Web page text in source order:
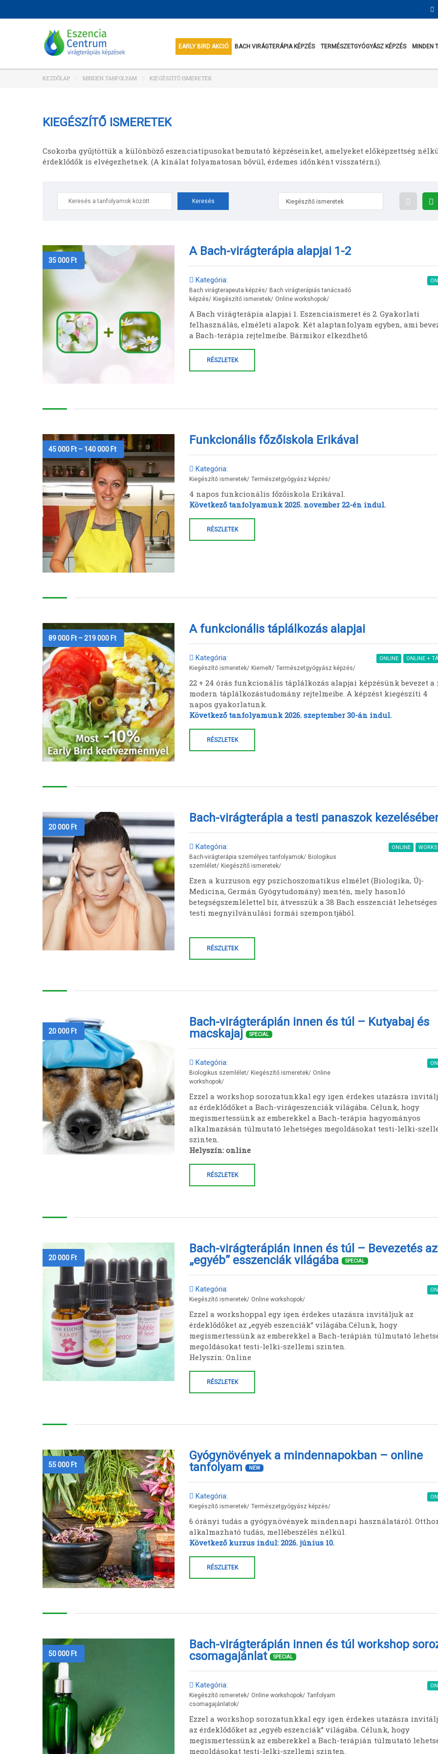
EARLY BIRD AKCIÓ BACH VIRÁGTERÁPIA KÉPZÉS TERMÉSZETGYÓGYÁSZ KÉPZÉS MINDEN
KEZDŐLAP MINDEN TANFOLYAM KIEGÉSZÍTŐ ISMERETEK
KIEGÉSZÍTŐ ISMERETEK
Csokorba gyűjtöttük a különböző eszenciatípusokat bemutató képzéseinket, amelyeket előképzettség
érdeklődők is elvégezhetnek. (A kínálat folyamatosan bővül, érdemes időnként visszatérni).
Search
for:
Kiegészítő ismeretek
35 000 Ft
A Bach-virágterápia alapjai 1-2
Kategória:
Bach virágterapeuta képzés/ Bach virágterápiás tanácsadó
képzés/ Kiegészítő ismeretek/ Online workshopok/
A Bach virágterápia alapjai 1. Eszenciaismeret és 2. Gyakorlati
felhasználás, elméleti alapok. Két alaptanfolyam egyben, ami
a Bach-terápia rejtelmeibe. Bármikor elkezdhető.
RÉSZLETEK
45 000 Ft – 140 000 FtÁrtartomány:
000 Ft
-
140
000 Ft
Funkcionális főzőiskola Erikával
Kategória:
Kiegészítő ismeretek/ Természetgyógyász képzés/
4 napos funkcionális főzőiskola Erikával.
Következő tanfolyamunk 2025. november 22-én indul.
RÉSZLETEK
89 000 Ft –219 000 FtÁrtartomány:
000 Ft
-
219
000 Ft
A funkcionális táplálkozás alapjai
Kategória:
Kiegészítő ismeretek/ Kiemelt/ Természetgyógyász képzés/
ONLINE ONLINE +
22 + 24 órás funkcionális táplálkozás alapjai képzésünk bevezet a
modern táplálkozástudomány rejtelmeibe. A képzést kiegészíti 4
napos gyakorlatunk.
Következő tanfolyamunk 2026. szeptember 30-án indul.
RÉSZLETEK
20 000 Ft
Bach-virágterápia a testi panaszok
Kategória:
Bach-virágterápia személyes tanfolyamok/ Biologikus
szemlélet/ Kiegészítő ismeretek/
ONLINE
Ezen a kurzuson egy pszichoszomatikus elmélet (Biologika, Új-
Medicina, Germán Gyógytudomány) mentén, mely hasonló
betegségszemlélettel bír, átvesszük a 38 Bach esszenciát lehetséges
testi megnyilvánulási formái szempontjából.
RÉSZLETEK
20 000 Ft
Bach-virágterápián innen és túl – Kutyabaj és
macskajaj
SPECIAL
Kategória:
Biologikus szemlélet/ Kiegészítő ismeretek/ Online
workshopok/
Ezzel a workshop sorozatunkkal egy igen érdekes utazásra
az érdeklődőket a Bach-virágeszenciák világába. Célunk, hogy
megismertessünk az emberekkel a Bach-terápia hagyományos
alkalmazásán túlmutató lehetséges megoldásokat testi-lelki-
szinten.
Helyszín: online
RÉSZLETEK
20 000 Ft
Bach-virágterápián innen és túl – Bevezetés az
„egyéb” esszenciák világába
SPECIAL
Kategória:
Kiegészítő ismeretek/ Online workshopok/
Ezzel a workshoppal egy igen érdekes utazásra invitáljuk az
érdeklődőket az „egyéb eszenciák” világába.Célunk, hogy
megismertessünk az emberekkel a Bach-terápián túlmutató
megoldásokat testi-lelki-szellemi szinten.
Helyszín: Online
RÉSZLETEK
55 000 Ft
Gyógynövények a mindennapokban – online
tanfolyam
NEW
Kategória:
Kiegészítő ismeretek/ Természetgyógyász képzés/
6 órányi tudás a gyógynövények mindennapi használatáról.
alkalmazható tudás, mellébeszélés nélkül.
Következő kurzus indul: 2026. június 10.
RÉSZLETEK
50 000 Ft
Bach-virágterápián innen és túl workshop
csomagajánlat
SPECIAL
Kategória:
Kiegészítő ismeretek/ Online workshopok/ Tanfolyam
csomagajánlatok/
Ezzel a workshop sorozatunkkal egy igen érdekes utazásra
az érdeklődőket az „egyéb eszenciák” világába. Célunk, hogy
megismertessünk az emberekkel a Bach-terápián túlmutató
megoldásokat testi-lelki-szellemi szinten.